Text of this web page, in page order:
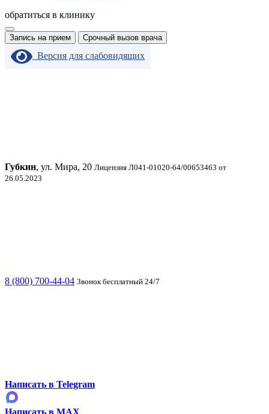
обратиться в клинику
Запись на прием Срочный вызов врача
Версия для слабовидящих
Губкин, ул. Мира, 20 Лицензия Л041-01020-64/00653463 от
26.05.2023
8 (800) 700-44-04 Звонок бесплатный 24/7
Написать в Telegram
Написать в MAX